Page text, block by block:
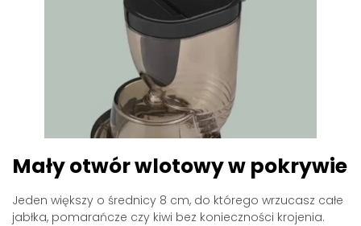
Mały otwór wlotowy w pokrywie
Jeden większy o średnicy 8 cm, do którego wrzucasz całe
jabłka, pomarańcze czy kiwi bez konieczności krojenia.